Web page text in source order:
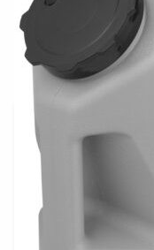
Condizioni generali
Acquisti in rete
Assicurazione
Bonus fiscali 2025
Diritto di recesso